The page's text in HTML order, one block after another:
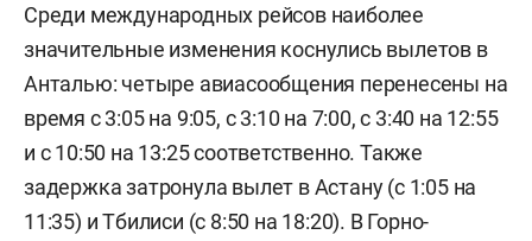
Среди международных рейсов наиболее
значительные изменения коснулись вылетов в
Анталью: четыре авиасообщения перенесены на
время с 3:05 на 9:05, с 3:10 на 7:00, с 3:40 на 12:55
и с 10:50 на 13:25 соответственно. Также
задержка затронула вылет в Астану (с 1:05 на
11:35) и Тбилиси (с 8:50 на 18:20). В Горно-